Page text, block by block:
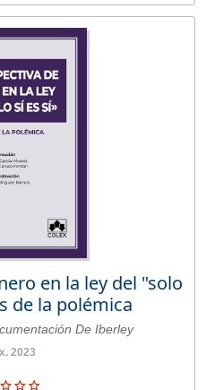
en la ley del "solo
de la polémica
De Iberley
2023